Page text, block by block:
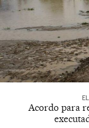
Acordo para